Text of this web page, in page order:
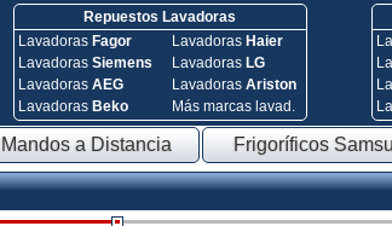
Repuestos Lavadoras
Lavadoras Fagor
Lavadoras Siemens
Lavadoras AEG
Lavadoras Beko
Lavadoras Haier
Lavadoras LG
Lavadoras Ariston
Más marcas lavad.
Mandos a Distancia Frigoríficos